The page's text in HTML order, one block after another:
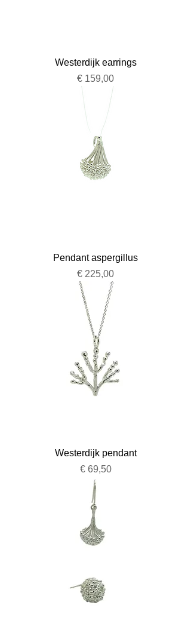
Westerdijk earrings
Prijs
€ 159,00
Pendant aspergillus
Prijs
€ 225,00
Westerdijk pendant
Prijs
€ 69,50